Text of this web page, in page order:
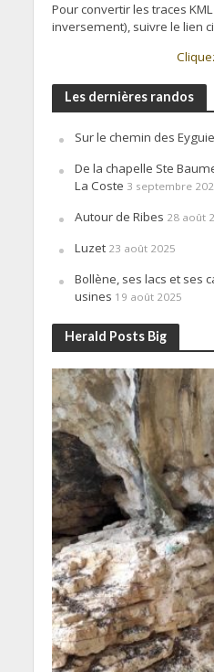
Pour convertir les traces
inversement), suivre le lien
Les dernières randos
Sur le chemin des
De la chapelle Ste
La Coste 3 septembre
Autour de Ribes 28 août
Luzet 23 août 2025
Bollène, ses lacs et ses
usines 19 août 2025
Herald Posts Big